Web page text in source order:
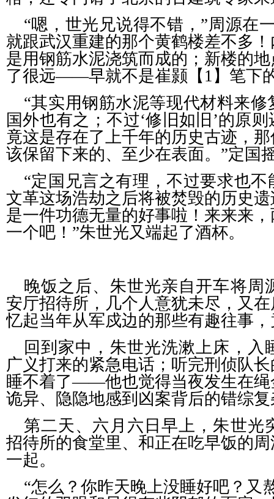
“嗯，世光兄说得不错，”周源在
就跟武汉重建的那个黄鹤楼差不多
是用钢筋水泥浇筑而成的；新楼的
了很远——早就不是崔颢【 1】笔下
“其实用钢筋水泥等现代材料来
国外也有之；不过‘修旧如旧’的原
竟这是存在了上千年的历史古迹，
该保留下来的、至少在表面。”定国
“定国兄言之有理，不过要求也
文革这场浩劫之后将被焚毁的历史
是一件功德无量的好事啦！来来来
一个吧！”朱世光又端起了酒杯。
晚饭之后、朱世光亲自开车将周
安厅招待所，几个人意犹未尽，又
忆起当年从军戍边的那些有趣往事
回到家中，朱世光洗漱上床，入
广义打来的紧急电话；听完刑侦队
睡不着了——他也觉得当夜发生在绳
诡异、隐隐地感到凶案背后的错综
第二天、六月六日早上，朱世光
招待所的食堂里、和正在吃早饭的
一起。
“怎么？你昨天晚上没睡好吧？又